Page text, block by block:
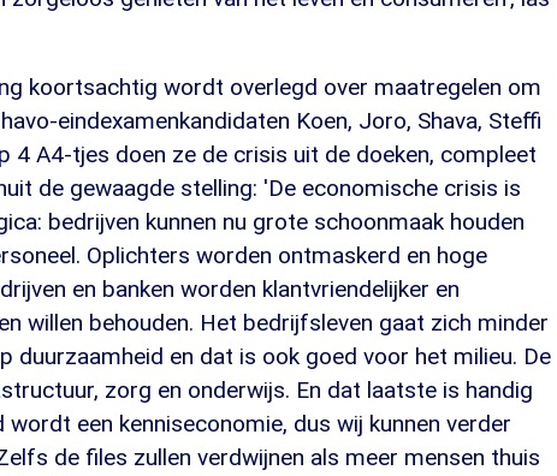
koortsachtig wordt overlegd over maatregelen om
eindexamenkandidaten Koen, Joro, Shava, Steffi
4 A4-tjes doen ze de crisis uit de doeken, compleet
de gewaagde stelling: 'De economische crisis is
bedrijven kunnen nu grote schoonmaak houden
Oplichters worden ontmaskerd en hoge
en banken worden klantvriendelijker en
willen behouden. Het bedrijfsleven gaat zich minder
duurzaamheid en dat is ook goed voor het milieu. De
zorg en onderwijs. En dat laatste is handig
een kenniseconomie, dus wij kunnen verder
de files zullen verdwijnen als meer mensen thuis